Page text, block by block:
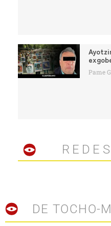
Pame
REDES
DE TOCHO-